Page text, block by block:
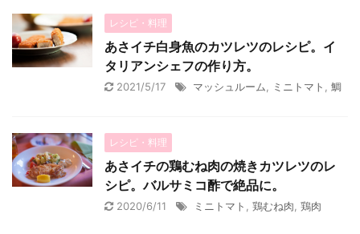
レシピ・料理
あさイチ白身魚のカツレツのレシピ。イ
タリアンシェフの作り方。
2021/5/17 マッシュルーム ミニトマト 鯛
レシピ・料理
あさイチの鶏むね肉の焼きカツレツのレ
シピ。バルサミコ酢で絶品に。
2020/6/11 ミニトマト 鶏むね肉 鶏肉